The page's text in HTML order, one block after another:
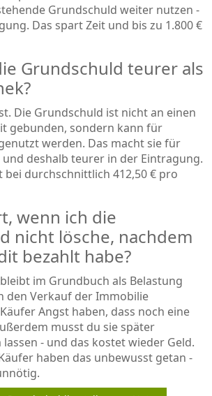
Grundschuld weiter nutzen -
Das spart Zeit und bis zu 1.800 €
Grundschuld teurer als
Die Grundschuld ist nicht an einen
gebunden, sondern kann für
werden. Das macht sie für
und deshalb teurer in der Eintragung.
bei durchschnittlich 412,50 € pro
wenn ich die
nicht lösche, nachdem
bezahlt habe?
im Grundbuch als Belastung
den Verkauf der Immobilie
Angst haben, dass noch eine
musst du sie später
- und das kostet wieder Geld.
haben das unbewusst getan -